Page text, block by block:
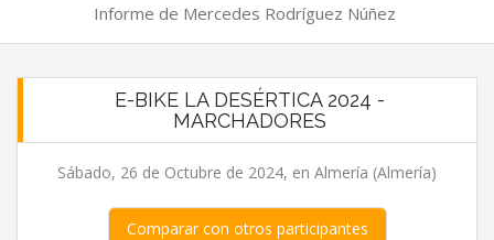
Informe de Mercedes Rodríguez Núñez
E-BIKE LA DESÉRTICA 2024 -
MARCHADORES
Sábado, 26 de Octubre de 2024, en Almería (Almería)
Comparar con otros participantes